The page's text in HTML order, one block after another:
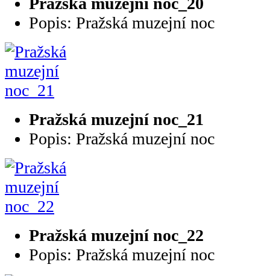
Popis: Pražská muzejní noc
Pražská muzejní noc_21
Popis: Pražská muzejní noc
Pražská muzejní noc_22
Popis: Pražská muzejní noc